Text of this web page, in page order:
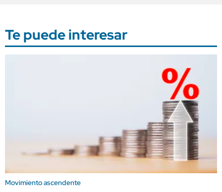
Te puede interesar
Movimiento ascendente